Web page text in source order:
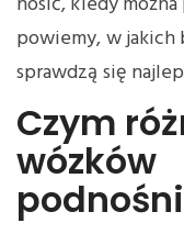
powiemy, w jakich
sprawdzą się
Czym
wózków